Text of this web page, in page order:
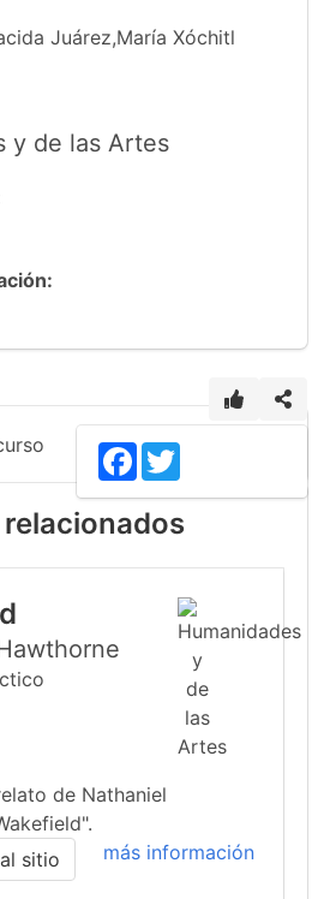
Juárez,María Xóchitl
y de las Artes
Facebook
de Nathaniel
más información
sitio